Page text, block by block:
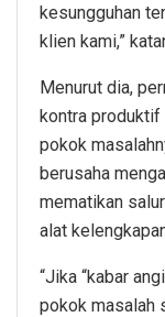
kesungguhan
klien kami,”
Menurut dia,
kontra produktif
pokok
berusaha
mematikan
alat
“Jika “kabar
pokok masalah